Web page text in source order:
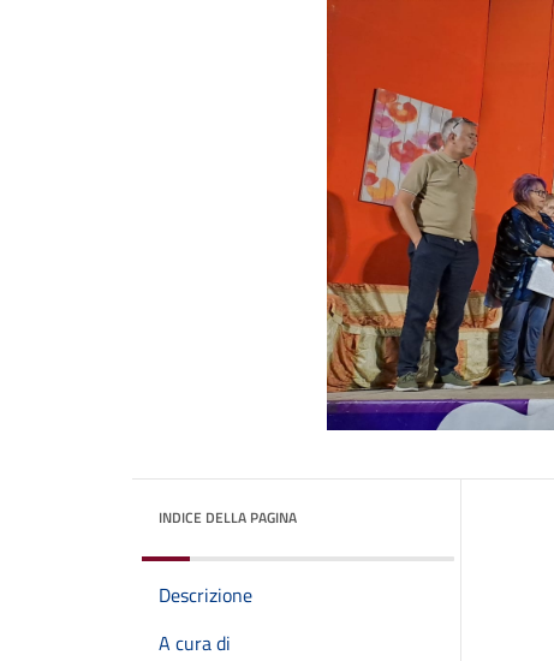
INDICE DELLA PAGINA
Descrizione
A cura di